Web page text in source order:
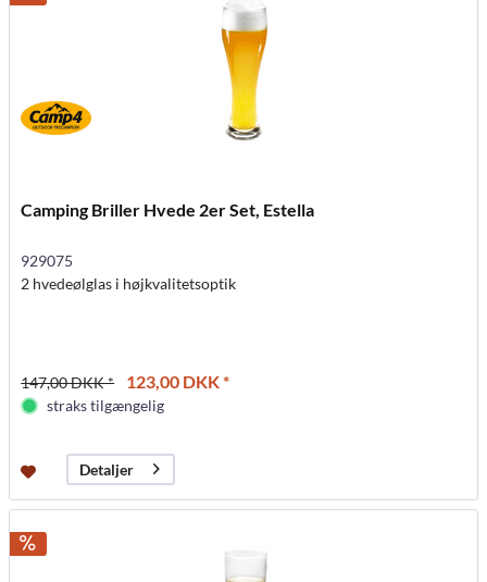
Camping Briller Hvede 2er Set, Estella
929075
2 hvedeølglas i højkvalitetsoptik
147,00 DKK * 123,00 DKK *
straks tilgængelig
Detaljer